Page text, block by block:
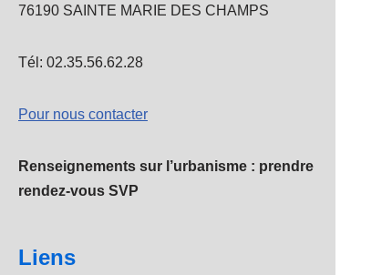
76190 SAINTE MARIE DES CHAMPS
Tél: 02.35.56.62.28
Pour nous contacter
Renseignements sur l’urbanisme : prendre
rendez-vous SVP
Liens